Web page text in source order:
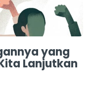
yang
Lanjutkan